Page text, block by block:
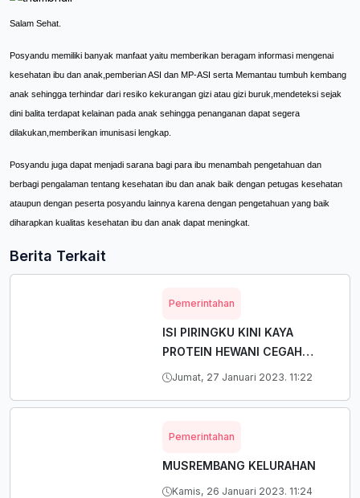
Salam Sehat.
Posyandu memiliki banyak manfaat yaitu memberikan beragam informasi mengenai
kesehatan ibu dan anak,pemberian ASI dan MP-ASI serta Memantau tumbuh kembang
anak sehingga terhindar dari resiko kekurangan gizi atau gizi buruk,mendeteksi sejak
dini balita terdapat kelainan pada anak sehingga penanganan dapat segera
dilakukan,memberikan imunisasi lengkap.
Posyandu juga dapat menjadi sarana bagi para ibu menambah pengetahuan dan
berbagi pengalaman tentang kesehatan ibu dan anak baik dengan petugas kesehatan
ataupun dengan peserta posyandu lainnya karena dengan pengetahuan yang baik
diharapkan kualitas kesehatan ibu dan anak dapat meningkat.
Berita Terkait
Pemerintahan
ISI PIRINGKU KINI KAYA
PROTEIN HEWANI CEGAH
STUNTING
Jumat, 27 Januari 2023. 11:22
Pemerintahan
MUSREMBANG KELURAHAN
Kamis, 26 Januari 2023. 11:24